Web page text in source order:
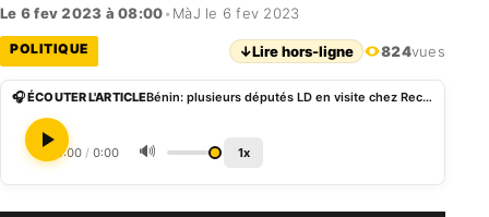
Le 6 fev 2023 à 08:00• MàJ le 6 fev 2023
POLITIQUE ↓Lire hors-ligne 824vues
🎧 ÉCOUTER L'ARTICLE Bénin: plusieurs députés LD en visite chez Reckya Madougou à la prison de Missérété
0:00 / 0:00 🔊 1x